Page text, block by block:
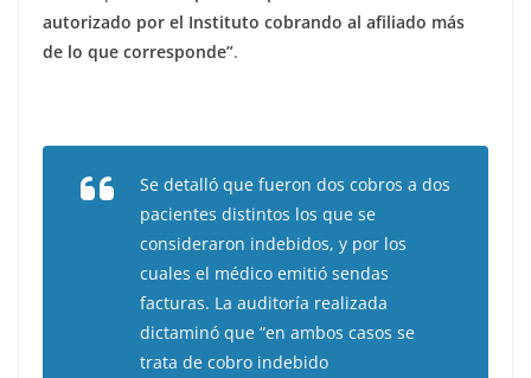
autorizado por el Instituto cobrando al afiliado más
de lo que corresponde”.
Se detalló que fueron dos cobros a dos
pacientes distintos los que se
consideraron indebidos, y por los
cuales el médico emitió sendas
facturas. La auditoría realizada
dictaminó que “en ambos casos se
trata de cobro indebido